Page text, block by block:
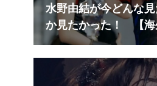
水野由結が今どんな
か見たかった！ 【海